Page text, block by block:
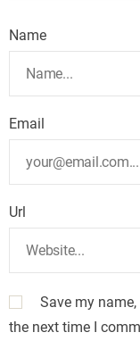
Name
Email
Url
Save my
the next time I